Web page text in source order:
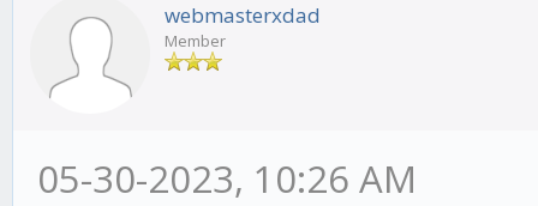
webmasterxdad
Member
05-30-2023, 10:26 AM